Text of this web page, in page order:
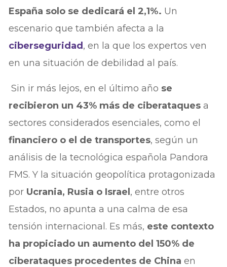
España solo se dedicará el 2,1%. Un
escenario que también afecta a la
ciberseguridad , en la que los expertos ven
en una situación de debilidad al país.
Sin ir más lejos, en el último año se
recibieron un 43% más de ciberataques a
sectores considerados esenciales, como el
financiero o el de transportes, según un
análisis de la tecnológica española Pandora
FMS. Y la situación geopolítica protagonizada
por Ucrania, Rusia o Israel , entre otros
Estados, no apunta a una calma de esa
tensión internacional. Es más, este contexto
ha propiciado un aumento del 150% de
ciberataques procedentes de China en